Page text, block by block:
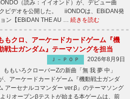
（読み：イイオンド）が、デビュー曲
クビデオを公開した。 iiONDOは、EBiDAN発
ン【EBiDAN THE AU … 続きを読む
もクロ、アーケードカードゲーム『機
戦士ガンダム』テーマソングを担当
Ｊ－ＰＯＰ
2026年8月9日
ももいろクローバーZの新曲「無 我 夢 中」
、アーケードカードゲーム『機動戦士ガンダ
アーセナルコマンダー ver.β』のテーマソング
オープンβテストが始まる本ゲームは、前